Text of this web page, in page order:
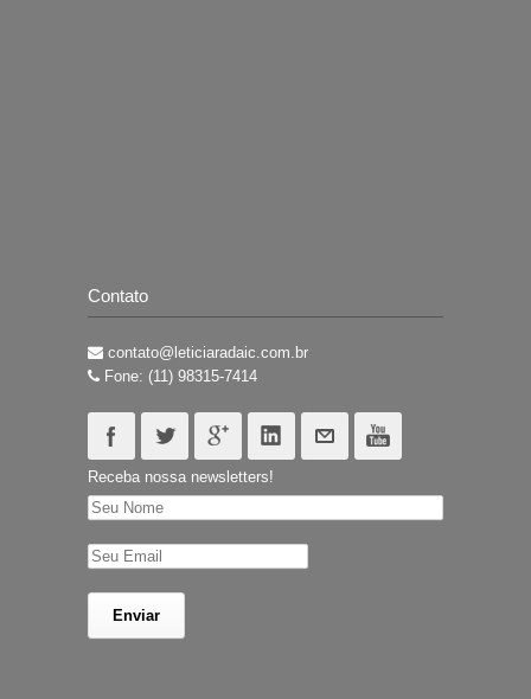
Contato
contato@leticiaradaic.com.br
Fone: (11) 98315-7414
Receba nossa newsletters!